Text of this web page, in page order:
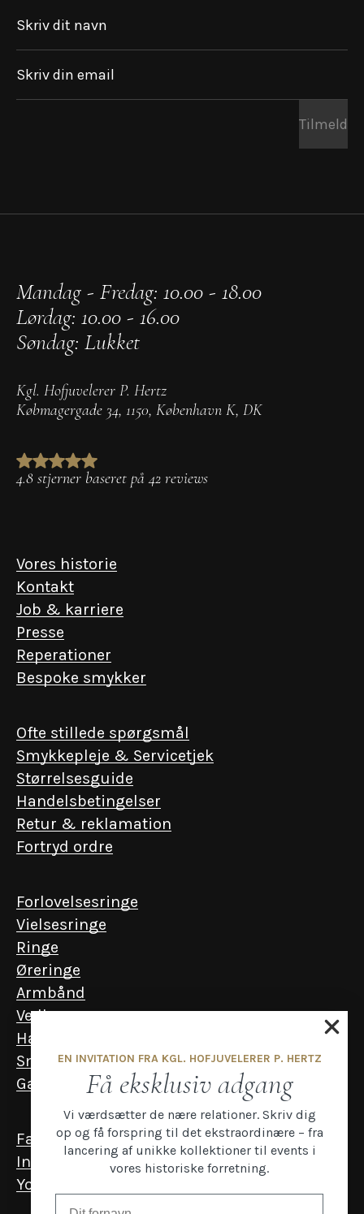
Skriv dit navn
Skriv din email
Tilmeld
Mandag - Fredag: 10.00 - 18.00
Lørdag: 10.00 - 16.00
Søndag: Lukket
Kgl. Hofjuvelerer P. Hertz
Købmagergade 34, 1150, København K, DK
4.8 stjerner baseret på 42 reviews
Vores historie
Kontakt
Job & karriere
Presse
Reperationer
Bespoke smykker
Ofte stillede spørgsmål
Smykkepleje & Servicetjek
Størrelsesguide
Handelsbetingelser
Retur & reklamation
Fortryd ordre
Forlovelsesringe
Vielsesringe
Ringe
Øreringe
Armbånd
Vedhæng
Halskæder
Smykker til mænd
Gavekort
Facebook
Instagram
YouTube
EN INVITATION FRA KGL. HOFJUVELERER P. HERTZ
Få eksklusiv adgang
Vi værdsætter de nære relationer. Skriv dig
op og få forspring til det ekstraordinære – fra
lancering af unikke kollektioner til events i
vores historiske forretning.